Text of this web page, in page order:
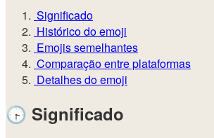
Significado
Histórico do emoji
Emojis semelhantes
Comparação entre plataformas
Detalhes do emoji
🕞 Significado